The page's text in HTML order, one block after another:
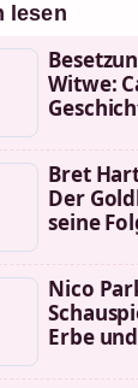
lesen
Witwe:
Bret
Der
seine
Nico
Erbe